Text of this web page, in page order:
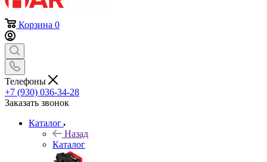
Корзина 0
Телефоны
+7 (930) 036-34-28
Заказать звонок
Каталог
Назад
Каталог